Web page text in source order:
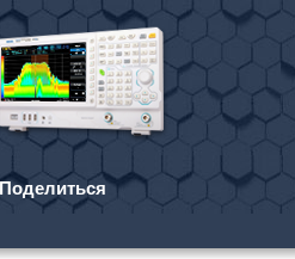
Поделиться